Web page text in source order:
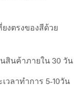
งตรงของสีด้วย
สินค้าภายใน 30 วัน
วลาทำการ 5-10วัน